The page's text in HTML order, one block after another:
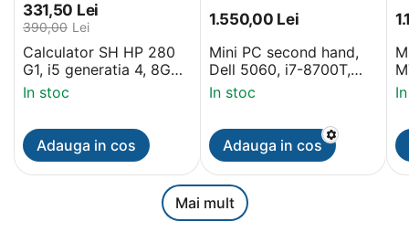
331,50 Lei
390,00 Lei
Calculator SH HP 280
G1, i5 generatia 4, 8Gb,
SSD 128Gb, Minitower
In stoc
Adauga in cos
1.550,00 Lei
Mini PC second hand,
Dell 5060, i7-8700T,
16Gb DDR4, 256Gb
SSD
In stoc
Adauga in cos
Mai mult